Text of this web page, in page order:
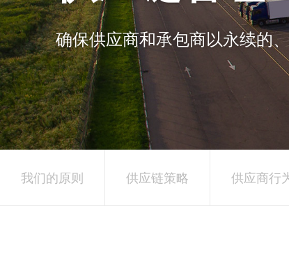
确保供应商和承包商以永续的
我们的原则 供应链策略 供应商行